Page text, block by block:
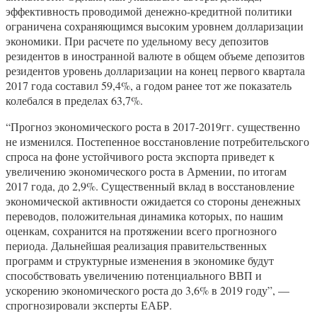
эффективность проводимой денежно-кредитной политики
ограничена сохраняющимся высоким уровнем долларизации
экономики. При расчете по удельному весу депозитов
резидентов в иностранной валюте в общем объеме депозитов
резидентов уровень долларизации на конец первого квартала
2017 года составил 59,4%, а годом ранее тот же показатель
колебался в пределах 63,7%.
“Прогноз экономического роста в 2017-2019гг. существенно
не изменился. Постепенное восстановление потребительского
спроса на фоне устойчивого роста экспорта приведет к
увеличению экономического роста в Армении, по итогам
2017 года, до 2,9%. Существенный вклад в восстановление
экономической активности ожидается со стороны денежных
переводов, положительная динамика которых, по нашим
оценкам, сохранится на протяжении всего прогнозного
периода. Дальнейшая реализация правительственных
программ и структурные изменения в экономике будут
способствовать увеличению потенциального ВВП и
ускорению экономического роста до 3,6% в 2019 году”, —
спрогнозировали эксперты ЕАБР.